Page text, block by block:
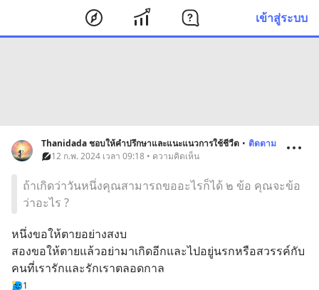
เข้าสู่ระบบ
Thanidada ชอบให้คำปรึกษาและแนะแนวการใช้ชีวืต • ติดตาม
12 ก.พ. 2024 เวลา 09:18 • ความคิดเห็น
ถ้าเกิดว่าวันหนึ่งคุณสามารถขออะไรก็ได้ ๒ ข้อ คุณจะข้อ
ว่าอะไร ?
หนึ่งขอให้ตายอย่างสงบ
สองขอให้ตายแล้วอย่ามาเกิดอีกและไปอยู่นรกหรือสวรรค์กับ
คนที่เรารักและรักเราตลอดกาล
1